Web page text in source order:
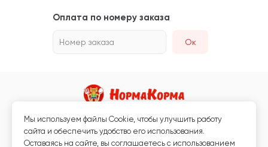
Оплата по номеру заказа
Номер заказа Ок
Магазин кормов для животных и ветаптека
Любая информация, размещённая на сайте, не является публичной
Мы используем файлы Сookie, чтобы улучшить работу
сайта и обеспечить удобство его использования.
Оставаясь на сайте, вы соглашаетесь с использованием